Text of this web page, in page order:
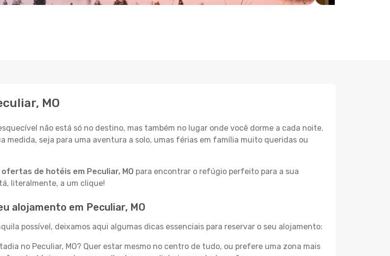
MO
não está só no destino, mas também no lugar onde você dorme a cada noite.
medida, seja para uma aventura a solo, umas férias em família muito queridas ou
de hotéis em Peculiar, MO para encontrar o refúgio perfeito para a sua
literalmente, a um clique!
alojamento em Peculiar, MO
possível, deixamos aqui algumas dicas essenciais para reservar o seu alojamento:
no Peculiar, MO? Quer estar mesmo no centro de tudo, ou prefere uma zona mais